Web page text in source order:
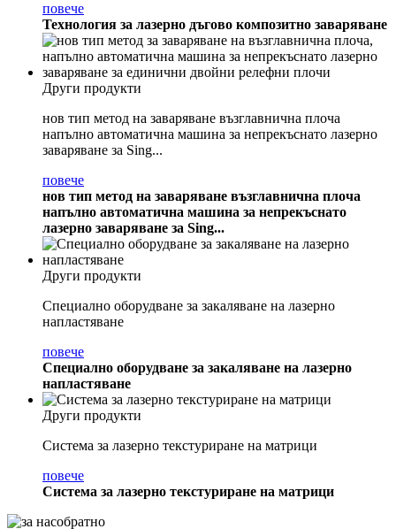
повече
Технология за лазерно дъгово композитно заваряване
Други продукти
нов тип метод на заваряване възглавнична плоча
напълно автоматична машина за непрекъснато лазерно
заваряване за Sing...
повече
нов тип метод на заваряване възглавнична плоча
напълно автоматична машина за непрекъснато
лазерно заваряване за Sing...
Други продукти
Специално оборудване за закаляване на лазерно
напластяване
повече
Специално оборудване за закаляване на лазерно
напластяване
Други продукти
Система за лазерно текстуриране на матрици
повече
Система за лазерно текстуриране на матрици